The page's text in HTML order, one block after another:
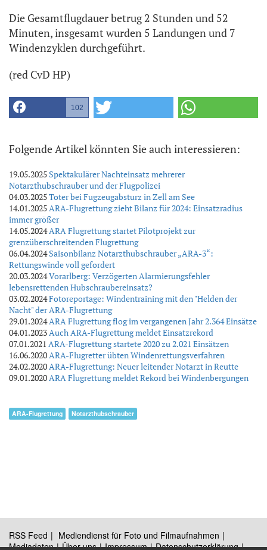
Die Gesamtflugdauer betrug 2 Stunden und 52
Minuten, insgesamt wurden 5 Landungen und 7
Windenzyklen durchgeführt.
(red CvD HP)
102
Folgende Artikel könnten Sie auch interessieren:
19.05.2025 Spektakulärer Nachteinsatz mehrerer
Notarzthubschrauber und der Flugpolizei
04.03.2025Toter bei Fugzeugabsturz in Zell am See
14.01.2025ARA-Flugrettung zieht Bilanz für 2024: Einsatzradius
immer größer
14.05.2024ARA Flugrettung startet Pilotprojekt zur
grenzüberschreitenden Flugrettung
06.04.2024Saisonbilanz Notarzthubschrauber „ARA-3“:
Rettungswinde voll gefordert
20.03.2024Vorarlberg: Verzögerten Alarmierungsfehler
lebensrettenden Hubschraubereinsatz?
03.02.2024Fotoreportage: Windentraining mit den "Helden der
Nacht" der ARA-Flugrettung
29.01.2024ARA Flugrettung flog im vergangenen Jahr 2.364 Einsätze
04.01.2023Auch ARA-Flugrettung meldet Einsatzrekord
07.01.2021 ARA-Flugrettung startete 2020 zu 2.021 Einsätzen
16.06.2020ARA-Flugretter übten Windenrettungsverfahren
24.02.2020ARA-Flugrettung: Neuer leitender Notarzt in Reutte
09.01.2020ARA Flugrettung meldet Rekord bei Windenbergungen
ARA-Flugrettung Notarzthubschrauber
RSS Feed
Mediendienst für Foto und Filmaufnahmen
Mediadaten
Über uns Impressum Datenschutzerklärung